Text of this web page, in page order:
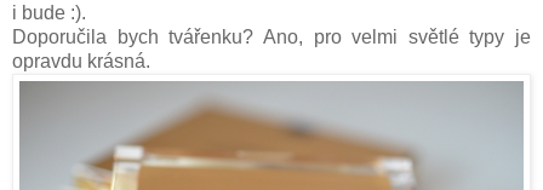
i bude :).
Doporučila bych tvářenku? Ano, pro velmi světlé typy je
opravdu krásná.